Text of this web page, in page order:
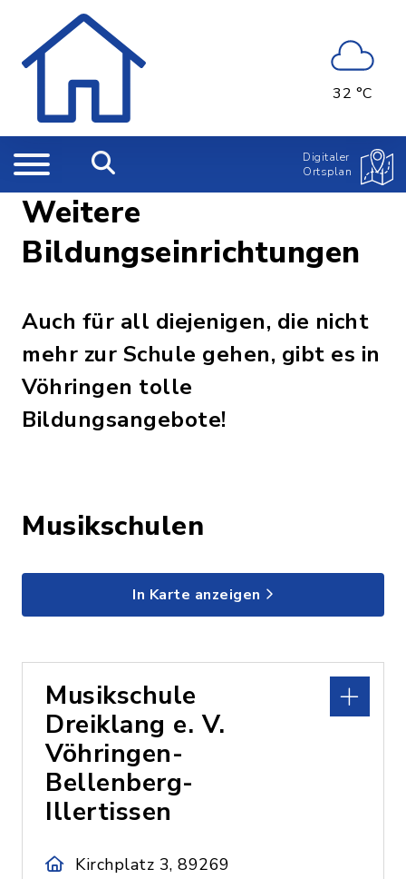
32 °C
Digitaler
Ortsplan
Weitere
Bildungseinrichtungen
Auch für all diejenigen, die nicht
mehr zur Schule gehen, gibt es in
Vöhringen tolle
Bildungsangebote!
Musikschulen
In Karte anzeigen
Musikschule
Dreiklang e. V.
Vöhringen-
Bellenberg-
Illertissen
Kirchplatz 3, 89269